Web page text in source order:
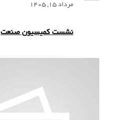
مرداد 15, 1405
نشست کمیسیون صنعت